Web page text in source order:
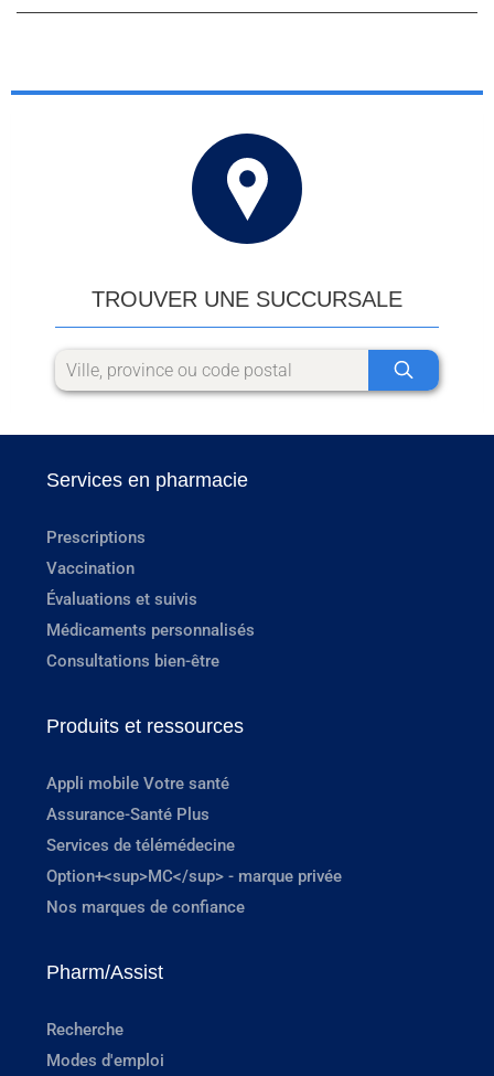
TROUVER UNE SUCCURSALE
Services en pharmacie
Prescriptions
Vaccination
Évaluations et suivis
Médicaments personnalisés
Consultations bien-être
Produits et ressources
Appli mobile Votre santé
Assurance-Santé Plus
Services de télémédecine
Option+<sup>MC</sup> - marque privée
Nos marques de confiance
Pharm/Assist
Recherche
Modes d'emploi